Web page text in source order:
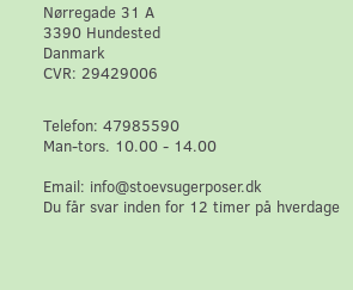
Nørregade 31 A
3390 Hundested
Danmark
CVR: 29429006
Telefon: 47985590
Man-tors. 10.00 - 14.00
Email: info@stoevsugerposer.dk
Du får svar inden for 12 timer på hverdage